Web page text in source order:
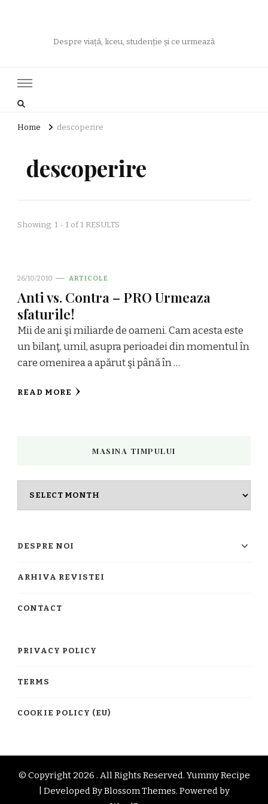
Despre viață, liceu, studenție și ce urmează
Home descoperire
descoperire
Showing: 1 - 1 of 1 RESULTS
26/10/2010 ARTICOLE
Anti vs. Contra – PRO Urmeaza
sfaturile!
Mii de ani şi miliarde de oameni. Cam acesta este
un bilanţ, umil, asupra perioadei din momentul în
care omenirea a apărut şi până în …
READ MORE
MASINA TIMPULUI
DESPRE NOI
ARHIVA REVISTEI
CONTACT
PRIVACY POLICY
TERMS
COOKIE POLICY (EU)
© Copyright 2026 . All Rights Reserved.Yummy Recipe
| Developed ByBlossom Themes. Powered by